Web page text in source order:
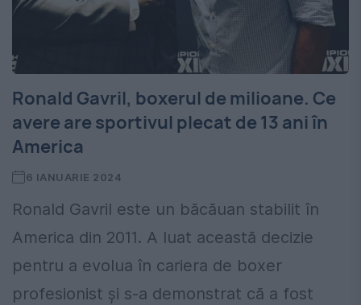
Ronald Gavril, boxerul de milioane. Ce
avere are sportivul plecat de 13 ani în
America
6 IANUARIE 2024
Ronald Gavril este un băcăuan stabilit în
America din 2011. A luat această decizie
pentru a evolua în cariera de boxer
profesionist și s-a demonstrat că a fost